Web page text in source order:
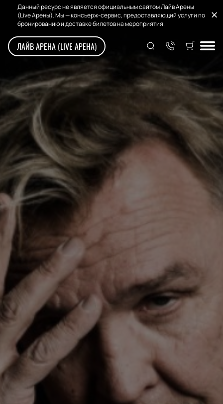
Данный ресурс не является официальным сайтом Лайв Арены
(Live Арены). Мы — консьерж-сервис, предоставляющий услуги по
бронированию и доставке билетов на мероприятия.
ЛАЙВ АРЕНА (LIVE АРЕНА)